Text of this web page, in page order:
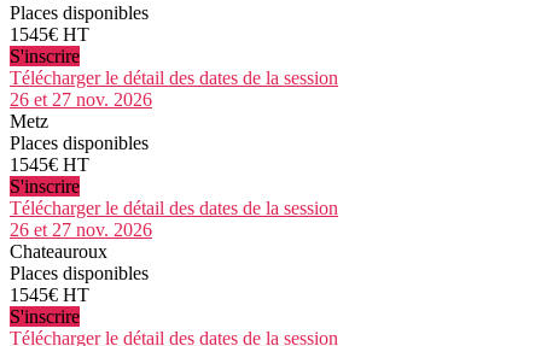
Places disponibles
1545€ HT
S'inscrire
Télécharger le détail des dates de la session
26 et 27 nov. 2026
Metz
Places disponibles
1545€ HT
S'inscrire
Télécharger le détail des dates de la session
26 et 27 nov. 2026
Chateauroux
Places disponibles
1545€ HT
S'inscrire
Télécharger le détail des dates de la session